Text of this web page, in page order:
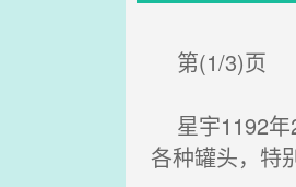
第(1/3)页
星宇1192年
各种罐头，特